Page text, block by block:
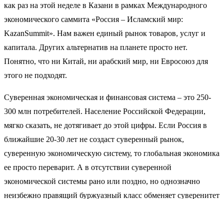
как раз на этой неделе в Казани в рамках Международного
экономического саммита «Россия – Исламский мир:
KazanSummit». Нам важен единый рынок товаров, услуг и
капитала. Других альтернатив на планете просто нет.
Понятно, что ни Китай, ни арабский мир, ни Евросоюз для
этого не подходят.
Суверенная экономическая и финансовая система – это 250-
300 млн потребителей. Население Российской Федерации,
мягко сказать, не дотягивает до этой цифры. Если Россия в
ближайшие 20-30 лет не создаст суверенный рынок,
суверенную экономическую систему, то глобальная экономика
ее просто переварит. А в отсутствии суверенной
экономической системы рано или поздно, но однозначно
неизбежно правящий буржуазный класс обменяет суверенитет